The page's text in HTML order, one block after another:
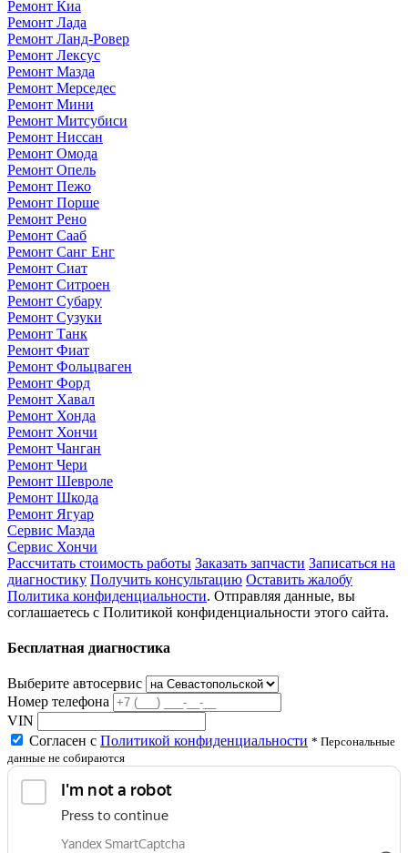
Ремонт Киа
Ремонт Лада
Ремонт Ланд-Ровер
Ремонт Лексус
Ремонт Мазда
Ремонт Мерседес
Ремонт Мини
Ремонт Митсубиси
Ремонт Ниссан
Ремонт Омода
Ремонт Опель
Ремонт Пежо
Ремонт Порше
Ремонт Рено
Ремонт Сааб
Ремонт Санг Енг
Ремонт Сиат
Ремонт Ситроен
Ремонт Субару
Ремонт Сузуки
Ремонт Танк
Ремонт Фиат
Ремонт Фольцваген
Ремонт Форд
Ремонт Хавал
Ремонт Хонда
Ремонт Хончи
Ремонт Чанган
Ремонт Чери
Ремонт Шевроле
Ремонт Шкода
Ремонт Ягуар
Сервис Мазда
Сервис Хончи
Рассчитать стоимость работы Заказать запчасти Записаться на
диагностику Получить консультацию Оставить жалобу
Политика конфиденциальности. Отправляя данные, вы
соглашаетесь с Политикой конфиденциальности этого сайта.
Бесплатная диагностика
Выберите автосервис
Номер телефона
VIN
Согласен с Политикой конфиденциальности * Персональные
данные не собираются